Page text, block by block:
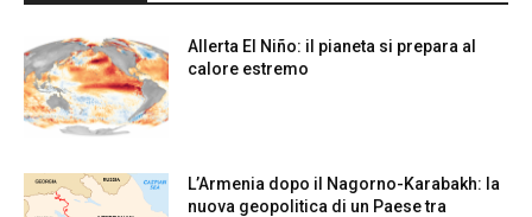
Allerta El Niño: il pianeta si prepara al
calore estremo
L’Armenia dopo il Nagorno-Karabakh: la
nuova geopolitica di un Paese tra